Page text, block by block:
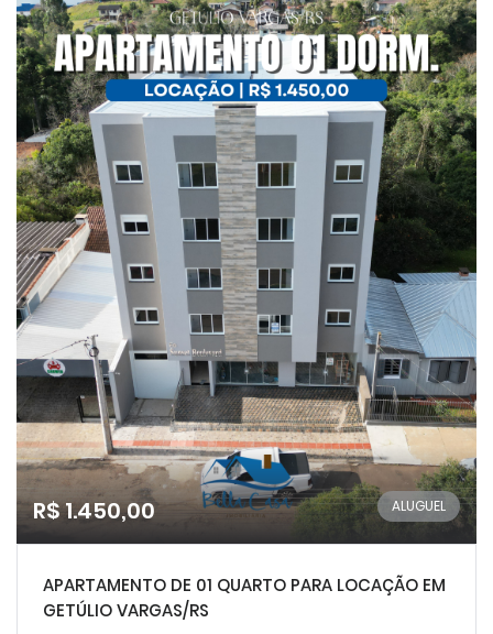
R$ 1.450,00 ALUGUEL
APARTAMENTO DE 01 QUARTO PARA LOCAÇÃO EM
GETÚLIO VARGAS/RS